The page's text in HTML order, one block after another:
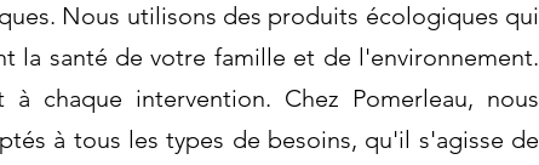
Nous utilisons des produits écologiques qui
la santé de votre famille et de l'environnement.
chaque intervention. Chez Pomerleau, nous
à tous les types de besoins, qu'il s'agisse de